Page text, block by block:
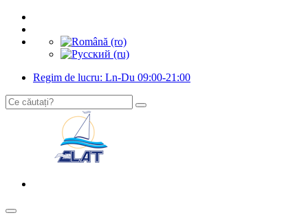
Regim de lucru: Ln-Du 09:00-21:00